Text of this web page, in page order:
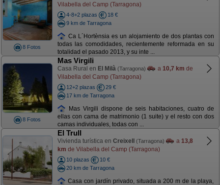
8 Fotos
Vilabella del Camp (Tarragona)
4-8+2 plazas
18 €
9 km de Tarragona
Ca L´Hortènsia es un alojamiento de dos plantas con
todas las comodidades, recientemente reformada en su
totalidad el pasado 2013, y su inte ...
8 Fotos
Mas Virgili
Casa Rural en El Milà (Tarragona) a 10,7 km de
Vilabella del Camp (Tarragona)
12+2 plazas
29 €
17 km de Tarragona
Mas Virgili dispone de seis habitaciones, cuatro de
ellas con cama de matrimonio (1 suite) y el resto con dos
camas individuales, todas con ...
El Trull
Vivienda turística en Creixell (Tarragona) a 13,8
km de Vilabella del Camp (Tarragona)
10 plazas
10 €
20 km de Tarragona
Casa con jardín privado, situada a 200 m de la playa,